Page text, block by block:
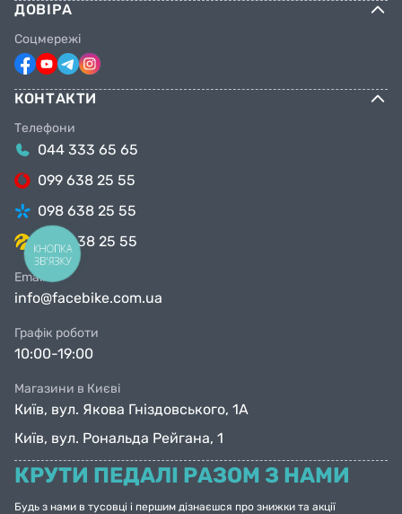
ДОВІРА
Соцмережі
КОНТАКТИ
Телефони
044 333 65 65
099 638 25 55
098 638 25 55
063 638 25 55
Email
info@facebike.com.ua
Графік роботи
10:00-19:00
Магазини в Києві
Київ, вул. Якова Гніздовського, 1А
Київ, вул. Рональда Рейгана, 1
КРУТИ ПЕДАЛІ РАЗОМ З НАМИ
Будь з нами в тусовці і першим дізнаєшся про знижки та акції
КНОПКА
ЗВ'ЯЗКУ